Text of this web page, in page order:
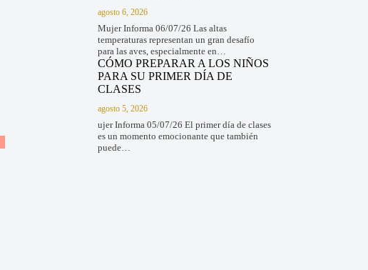
agosto 6, 2026
Mujer Informa 06/07/26 Las altas
temperaturas representan un gran desafío
para las aves, especialmente en…
CÓMO PREPARAR A LOS NIÑOS
PARA SU PRIMER DÍA DE
CLASES
agosto 5, 2026
ujer Informa 05/07/26 El primer día de clases
es un momento emocionante que también
puede…